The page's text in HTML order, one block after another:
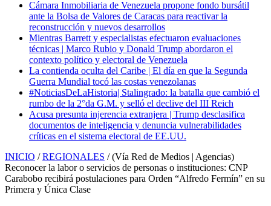
Cámara Inmobiliaria de Venezuela propone fondo bursátil
ante la Bolsa de Valores de Caracas para reactivar la
reconstrucción y nuevos desarrollos
Mientras Barrett y especialistas efectuaron evaluaciones
técnicas | Marco Rubio y Donald Trump abordaron el
contexto político y electoral de Venezuela
La contienda oculta del Caribe | El día en que la Segunda
Guerra Mundial tocó las costas venezolanas
#NoticiasDeLaHistoria| Stalingrado: la batalla que cambió el
rumbo de la 2°da G.M. y selló el declive del III Reich
Acusa presunta injerencia extranjera | Trump desclasifica
documentos de inteligencia y denuncia vulnerabilidades
críticas en el sistema electoral de EE.UU.
INICIO / REGIONALES / (Vía Red de Medios | Agencias)
Reconocer la labor o servicios de personas o instituciones: CNP
Carabobo recibirá postulaciones para Orden “Alfredo Fermín” en su
Primera y Única Clase